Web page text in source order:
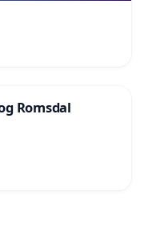
Romsdal